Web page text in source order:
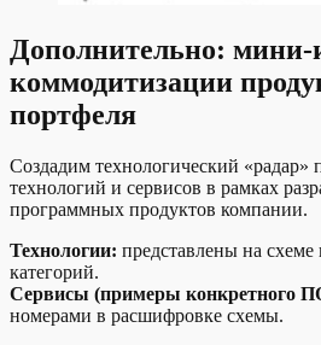
Дополнительно: мини-
коммодитизации
портфеля
Создадим технологический
технологий и сервисов в рамках
программных продуктов компании.
Технологии: представлены на
категорий.
Сервисы (примеры конкретного
номерами в расшифровке схемы.